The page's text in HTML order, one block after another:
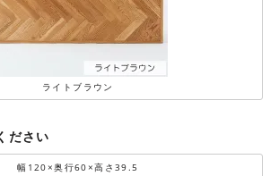
ライトブラウン
ださい
幅120×奥行60×高さ39.5